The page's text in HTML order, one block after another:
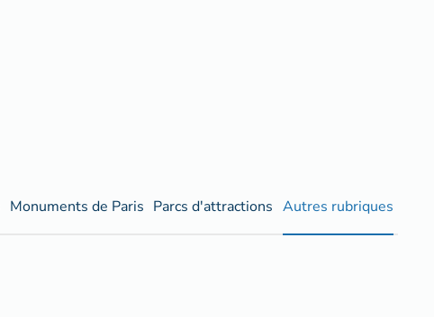
Monuments de Paris Parcs d'attractions Autres rubriques